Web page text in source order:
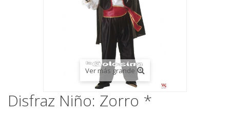
Ver más grande
Disfraz Niño: Zorro *